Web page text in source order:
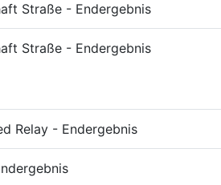
Straße - Endergebnis
Straße - Endergebnis
Relay - Endergebnis